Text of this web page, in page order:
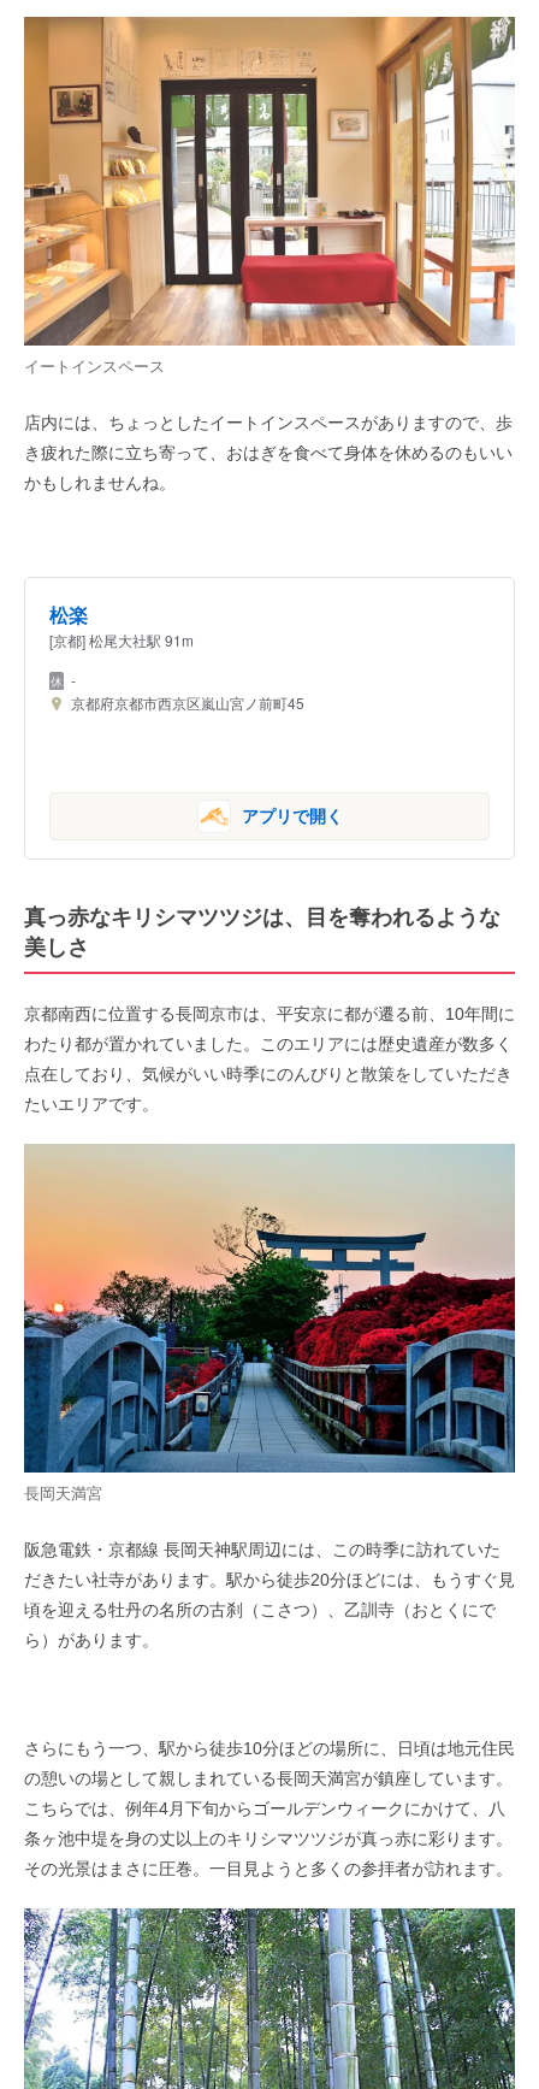
イートインスペース
店内には、ちょっとしたイートインスペースがありますので、歩
き疲れた際に立ち寄って、おはぎを食べて身体を休めるのもいい
かもしれませんね。
松楽
[京都] 松尾大社駅 91m
-
京都府京都市西京区嵐山宮ノ前町45
アプリで開く
真っ赤なキリシマツツジは、目を奪われるような
美しさ
京都南西に位置する長岡京市は、平安京に都が遷る前、10年間に
わたり都が置かれていました。このエリアには歴史遺産が数多く
点在しており、気候がいい時季にのんびりと散策をしていただき
たいエリアです。
長岡天満宮
阪急電鉄・京都線 長岡天神駅周辺には、この時季に訪れていた
だきたい社寺があります。駅から徒歩20分ほどには、もうすぐ見
頃を迎える牡丹の名所の古刹（こさつ）、乙訓寺（おとくにで
ら）があります。
さらにもう一つ、駅から徒歩10分ほどの場所に、日頃は地元住民
の憩いの場として親しまれている長岡天満宮が鎮座しています。
こちらでは、例年4月下旬からゴールデンウィークにかけて、八
条ヶ池中堤を身の丈以上のキリシマツツジが真っ赤に彩ります。
その光景はまさに圧巻。一目見ようと多くの参拝者が訪れます。